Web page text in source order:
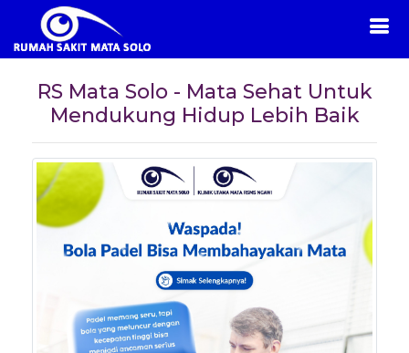
RS Mata Solo - Mata Sehat Untuk
Mendukung Hidup Lebih Baik